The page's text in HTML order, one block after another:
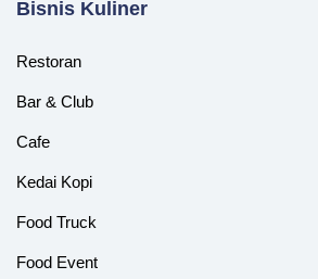
‎Bisnis Kuliner
Restoran
Bar & Club
Cafe
Kedai Kopi
Food Truck
Food Event